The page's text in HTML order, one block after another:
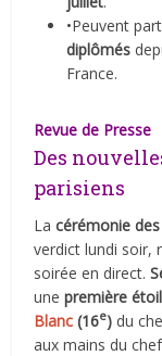
•Peuvent
diplômés
France.
Revue de Presse
Des
parisiens
Lacérémonie
verdict lundi soir,
soirée en direct.
unepremière
Blanc(16e) du
aux mains du